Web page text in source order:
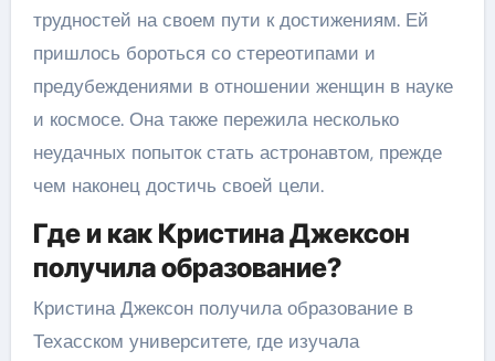
трудностей на своем пути к достижениям. Ей
пришлось бороться со стереотипами и
предубеждениями в отношении женщин в науке
и космосе. Она также пережила несколько
неудачных попыток стать астронавтом, прежде
чем наконец достичь своей цели.
Где и как Кристина Джексон
получила образование?
Кристина Джексон получила образование в
Техасском университете, где изучала